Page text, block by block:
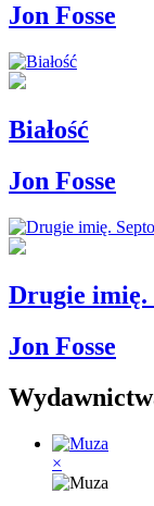
Jon Fosse
Białość
Jon Fosse
Drugie
Jon Fosse
×